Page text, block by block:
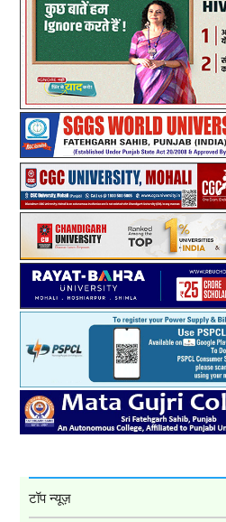
टॉप न्यूज़